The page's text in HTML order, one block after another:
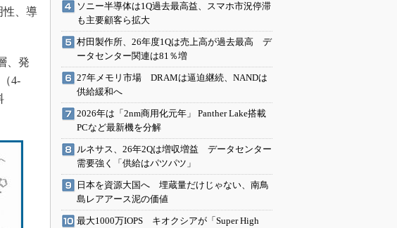
性、導
、発
4-
ソニー半導体は1Q過去最高益、スマホ市況停滞
も主要顧客ら拡大
村田製作所、26年度1Qは売上高が過去最高 デ
ータセンター関連は81％増
27年メモリ市場 DRAMは逼迫継続、NANDは
供給緩和へ
2026年は「2nm商用化元年」 Panther Lake搭載
PCなど最新機を分解
ルネサス、26年2Qは増収増益 データセンター
需要強く「供給はパツパツ」
日本を資源大国へ 埋蔵量だけじゃない、南鳥
島レアアース泥の価値
最大1000万IOPS キオクシアが「Super High